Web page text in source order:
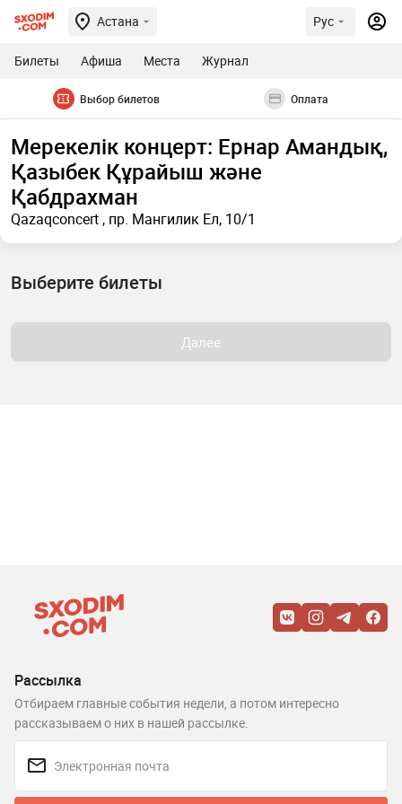
Астана Рус
Билеты Афиша Места Журнал
Выбор билетов Оплата
Мерекелік концерт: Ернар Амандық,
Қазыбек Құрайыш және
Қабдрахман
Qazaqconcert , пр. Мангилик Ел, 10/1
Выберите билеты
Далее
Рассылка
Отбираем главные события недели, а потом интересно
рассказываем о них в нашей рассылке.